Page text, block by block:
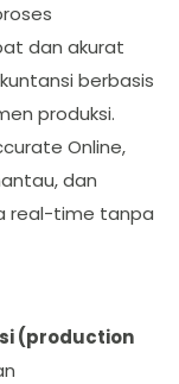
dan akurat
berbasis
produksi.
Online,
dan
real-time tanpa
(production